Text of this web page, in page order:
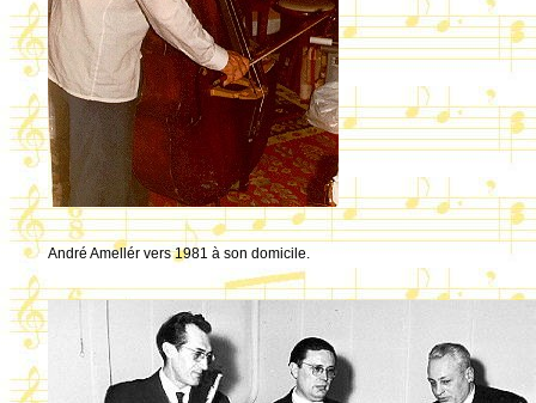
André Amellér vers 1981 à son domicile.